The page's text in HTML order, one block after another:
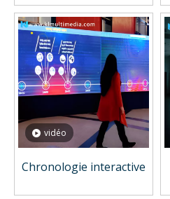
vidéo
Chronologie interactive